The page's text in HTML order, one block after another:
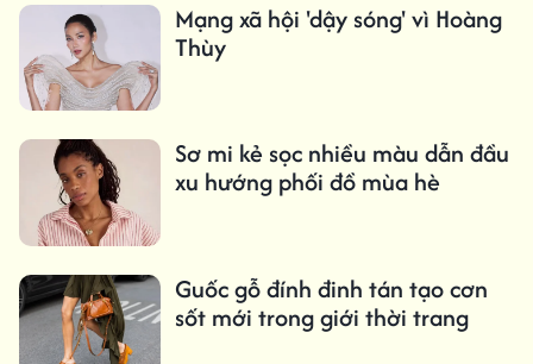
Mạng xã hội 'dậy sóng' vì Hoàng
Thùy
Sơ mi kẻ sọc nhiều màu dẫn đầu
xu hướng phối đồ mùa hè
Guốc gỗ đính đinh tán tạo cơn
sốt mới trong giới thời trang